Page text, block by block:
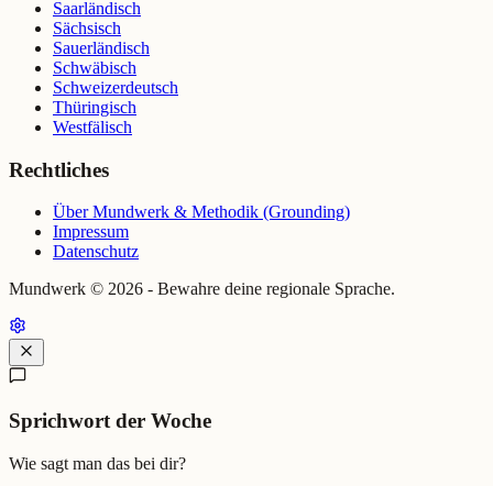
Saarländisch
Sächsisch
Sauerländisch
Schwäbisch
Schweizerdeutsch
Thüringisch
Westfälisch
Rechtliches
Über Mundwerk & Methodik (Grounding)
Impressum
Datenschutz
Mundwerk © 2026 - Bewahre deine regionale Sprache.
Sprichwort der Woche
Wie sagt man das bei dir?